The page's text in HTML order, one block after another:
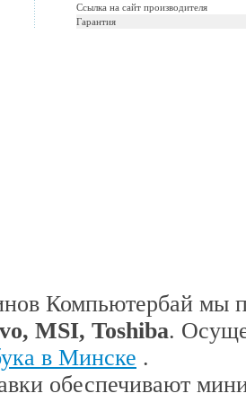
Ссылка на сайт производителя
Гарантия
Компьютербай мы
MSI, Toshiba.
в Минске .
обеспечивают